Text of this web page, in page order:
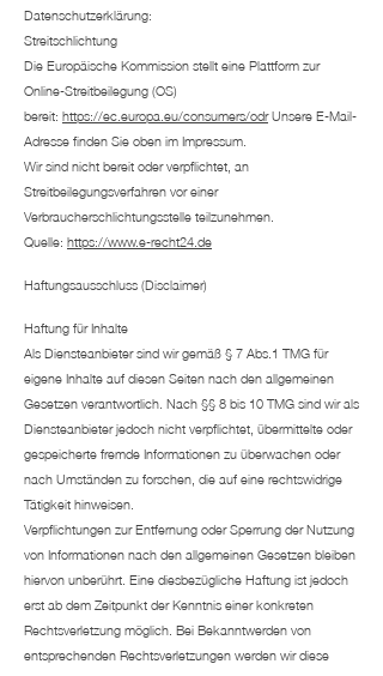
Datenschutzerklärung:
Streitschlichtung
Die Europäische Kommission stellt eine Plattform zur
Online-Streitbeilegung (OS)
bereit:https://ec.europa.eu/consumers/odrUnsere E-Mail-
Adresse finden Sie oben im Impressum.
Wir sind nicht bereit oder verpflichtet, an
Streitbeilegungsverfahren vor einer
Verbraucherschlichtungsstelle teilzunehmen.
Quelle:https://www.e-recht24.de
Haftungsausschluss (Disclaimer)
Haftung für Inhalte
Als Diensteanbieter sind wir gemäß § 7 Abs.1 TMG für
eigene Inhalte auf diesen Seiten nach den allgemeinen
Gesetzen verantwortlich. Nach §§ 8 bis 10 TMG sind wir als
Diensteanbieter jedoch nicht verpflichtet, übermittelte oder
gespeicherte fremde Informationen zu überwachen oder
nach Umständen zu forschen, die auf eine rechtswidrige
Tätigkeit hinweisen.
Verpflichtungen zur Entfernung oder Sperrung der Nutzung
von Informationen nach den allgemeinen Gesetzen bleiben
hiervon unberührt. Eine diesbezügliche Haftung ist jedoch
erst ab dem Zeitpunkt der Kenntnis einer konkreten
Rechtsverletzung möglich. Bei Bekanntwerden von
entsprechenden Rechtsverletzungen werden wir diese